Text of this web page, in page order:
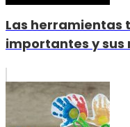
Las herramientas
importantes y sus